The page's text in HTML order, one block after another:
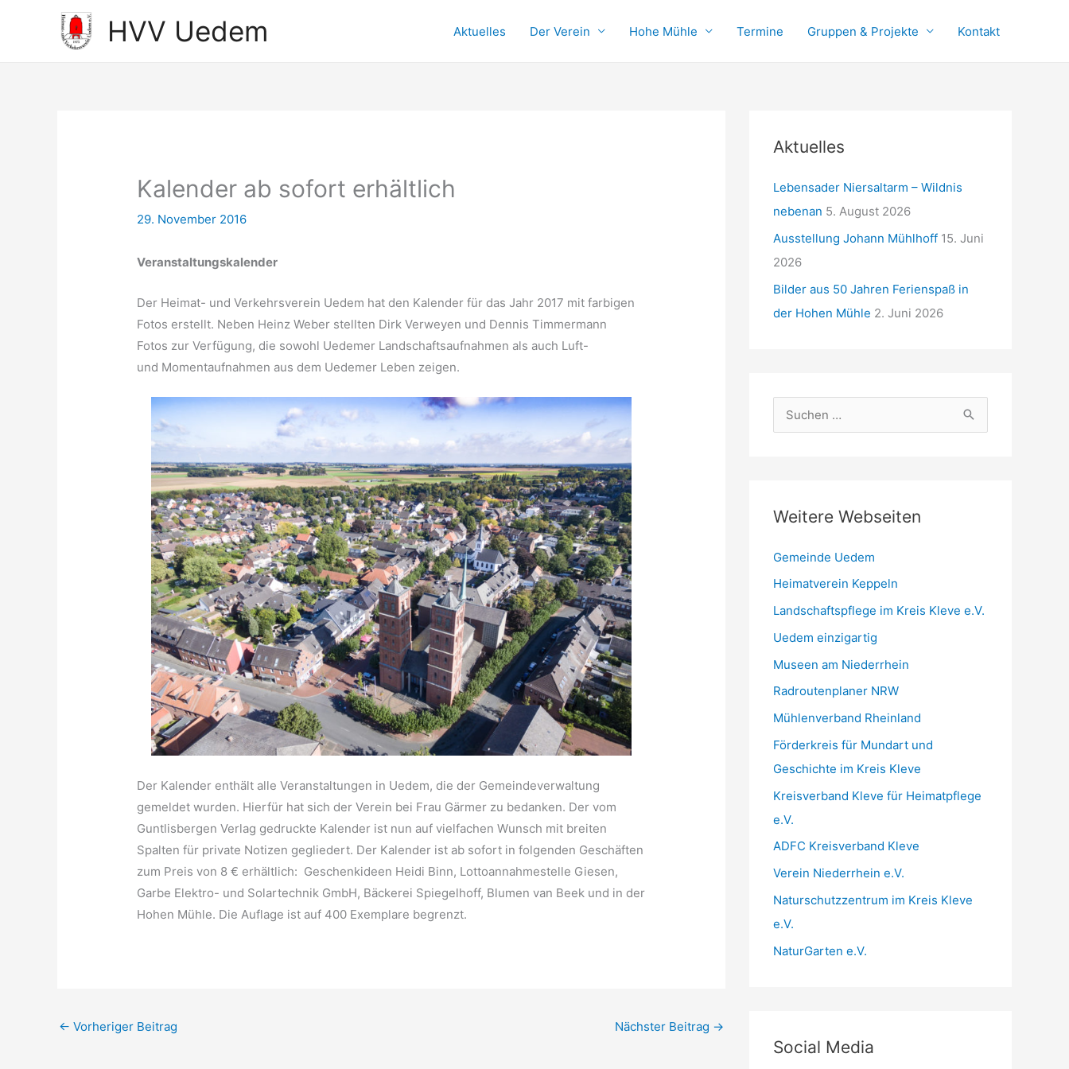
HVV Uedem Aktuelles Der Verein Hohe Mühle Termine Gruppen & Projekte Kontakt
Kalender ab sofort erhältlich
29. November 2016
Veranstaltungskalender
Der Heimat- und Verkehrsverein Uedem hat den Kalender für das Jahr 2017 mit farbigen
Fotos erstellt. Neben Heinz Weber stellten Dirk Verweyen und Dennis Timmermann
Fotos zur Verfügung, die sowohl Uedemer Landschaftsaufnahmen als auch Luft-
und Momentaufnahmen aus dem Uedemer Leben zeigen.
Der Kalender enthält alle Veranstaltungen in Uedem, die der Gemeindeverwaltung
gemeldet wurden. Hierfür hat sich der Verein bei Frau Gärmer zu bedanken. Der vom
Guntlisbergen Verlag gedruckte Kalender ist nun auf vielfachen Wunsch mit breiten
Spalten für private Notizen gegliedert. Der Kalender ist ab sofort in folgenden Geschäften
zum Preis von 8 € erhältlich: Geschenkideen Heidi Binn, Lottoannahmestelle Giesen,
Garbe Elektro- und Solartechnik GmbH, Bäckerei Spiegelhoff, Blumen van Beek und in der
Hohen Mühle. Die Auflage ist auf 400 Exemplare begrenzt.
← Vorheriger Beitrag Nächster Beitrag →
Aktuelles
Lebensader Niersaltarm – Wildnis
nebenan 5. August 2026
Ausstellung Johann Mühlhoff 15. Juni
2026
Bilder aus 50 Jahren Ferienspaß in
der Hohen Mühle 2. Juni 2026
u
n
n
:
Weitere Webseiten
Gemeinde Uedem
Heimatverein Keppeln
Landschaftspflege im Kreis Kleve e.V.
Uedem einzigartig
Museen am Niederrhein
Radroutenplaner NRW
Mühlenverband Rheinland
Förderkreis für Mundart und
Geschichte im Kreis Kleve
Kreisverband Kleve für Heimatpflege
e.V.
ADFC Kreisverband Kleve
Verein Niederrhein e.V.
Naturschutzzentrum im Kreis Kleve
e.V.
NaturGarten e.V.
Social Media